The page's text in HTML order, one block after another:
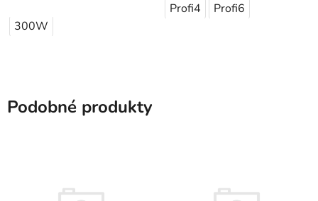
300W
Profi4 Profi6
Podobné produkty